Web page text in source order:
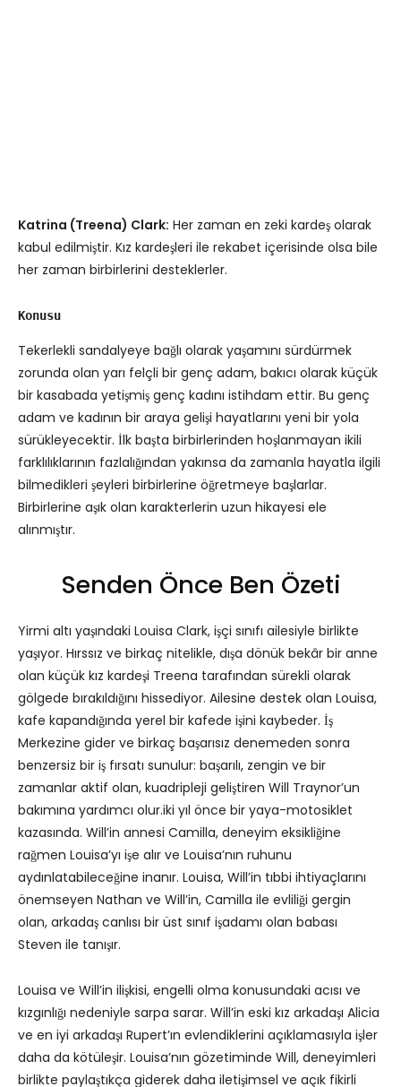
Katrina (Treena) Clark: Her zaman en zeki kardeş olarak
kabul edilmiştir. Kız kardeşleri ile rekabet içerisinde olsa bile
her zaman birbirlerini desteklerler.
Konusu
Tekerlekli sandalyeye bağlı olarak yaşamını sürdürmek
zorunda olan yarı felçli bir genç adam, bakıcı olarak küçük
bir kasabada yetişmiş genç kadını istihdam ettir. Bu genç
adam ve kadının bir araya gelişi hayatlarını yeni bir yola
sürükleyecektir. İlk başta birbirlerinden hoşlanmayan ikili
farklılıklarının fazlalığından yakınsa da zamanla hayatla ilgili
bilmedikleri şeyleri birbirlerine öğretmeye başlarlar.
Birbirlerine aşık olan karakterlerin uzun hikayesi ele
alınmıştır.
Senden Önce Ben Özeti
Yirmi altı yaşındaki Louisa Clark, işçi sınıfı ailesiyle birlikte
yaşıyor. Hırssız ve birkaç nitelikle, dışa dönük bekâr bir anne
olan küçük kız kardeşi Treena tarafından sürekli olarak
gölgede bırakıldığını hissediyor. Ailesine destek olan Louisa,
kafe kapandığında yerel bir kafede işini kaybeder. İş
Merkezine gider ve birkaç başarısız denemeden sonra
benzersiz bir iş fırsatı sunulur: başarılı, zengin ve bir
zamanlar aktif olan, kuadripleji geliştiren Will Traynor’un
bakımına yardımcı olur.iki yıl önce bir yaya-motosiklet
kazasında. Will’in annesi Camilla, deneyim eksikliğine
rağmen Louisa’yı işe alır ve Louisa’nın ruhunu
aydınlatabileceğine inanır. Louisa, Will’in tıbbi ihtiyaçlarını
önemseyen Nathan ve Will’in, Camilla ile evliliği gergin
olan, arkadaş canlısı bir üst sınıf işadamı olan babası
Steven ile tanışır.
Louisa ve Will’in ilişkisi, engelli olma konusundaki acısı ve
kızgınlığı nedeniyle sarpa sarar. Will’in eski kız arkadaşı Alicia
ve en iyi arkadaşı Rupert’ın evlendiklerini açıklamasıyla işler
daha da kötüleşir. Louisa’nın gözetiminde Will, deneyimleri
birlikte paylaştıkça giderek daha iletişimsel ve açık fikirli